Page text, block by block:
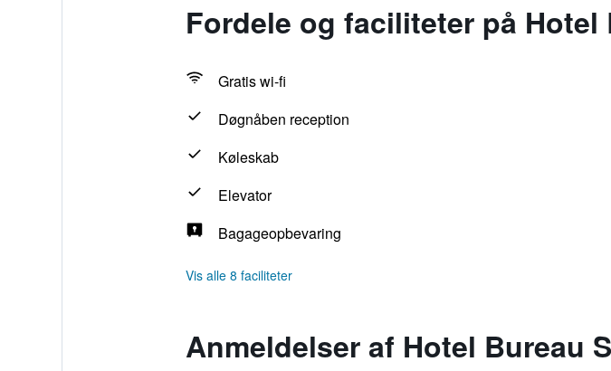
Fordele og faciliteter på
Gratis wi-fi
Døgnåben reception
Køleskab
Elevator
Bagageopbevaring
Vis alle 8 faciliteter
Anmeldelser af Hotel Bureau